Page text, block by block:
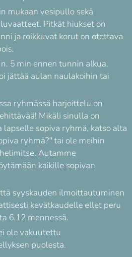
mukaan vesipullo sekä
Pitkät hiukset on
ja roikkuvat korut on otettava
5 min ennen tunnin alkua.
jättää aulan naulakoihin tai
ryhmässä harjoittelu on
Mikäli sinulla on
lapselle sopiva ryhmä, katso alta
ryhmä?" tai ole meihin
Autamme
kaikille sopivan
syyskauden ilmoittautuminen
kevätkaudelle ellet peru
6.12 mennessä.
ole vakuutettu
puolesta.